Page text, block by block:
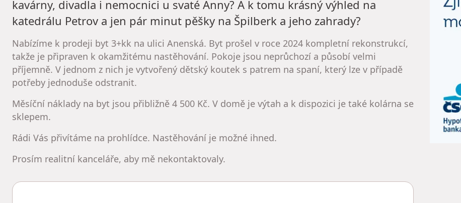
kavárny, divadla i nemocnici u svaté Anny? A k tomu krásný výhled na
katedrálu Petrov a jen pár minut pěšky na Špilberk a jeho zahrady?
Nabízíme k prodeji byt 3+kk na ulici Anenská. Byt prošel v roce 2024 kompletní rekonstrukcí,
takže je připraven k okamžitému nastěhování. Pokoje jsou neprůchozí a působí velmi
příjemně. V jednom z nich je vytvořený dětský koutek s patrem na spaní, který lze v případě
potřeby jednoduše odstranit.
Měsíční náklady na byt jsou přibližně 4 500 Kč. V domě je výtah a k dispozici je také kolárna se
sklepem.
Rádi Vás přivítáme na prohlídce. Nastěhování je možné ihned.
Prosím realitní kanceláře, aby mě nekontaktovaly.